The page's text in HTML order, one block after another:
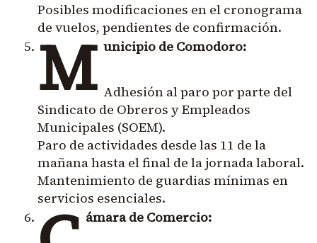
Posibles modificaciones en el cronograma
de vuelos, pendientes de confirmación.
M unicipio de Comodoro:
Adhesión al paro por parte del
Sindicato de Obreros y Empleados
Municipales (SOEM).
Paro de actividades desde las 11 de la
mañana hasta el final de la jornada laboral.
Mantenimiento de guardias mínimas en
servicios esenciales.
ámara de Comercio: